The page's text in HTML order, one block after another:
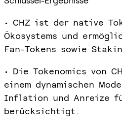
• CHZ ist der native
Ökosystems und
Fan-Tokens sowie
• Die Tokenomics von
einem dynamischen
Inflation und Anreize
berücksichtigt.